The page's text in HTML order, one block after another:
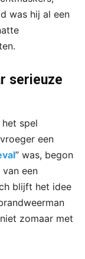
was hij al een
serieuze
spel
een
” was, begon
een
blijft het idee
zomaar met